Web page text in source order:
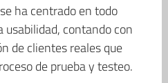
ha centrado en todo
contando con
de clientes reales que
de prueba y testeo.